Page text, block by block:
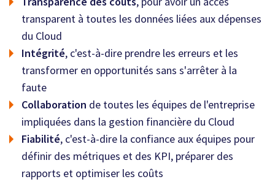
transparent à toutes les données liées aux dépenses
du Cloud
Intégrité, c'est-à-dire prendre les erreurs et les
transformer en opportunités sans s'arrêter à la
faute
Collaboration de toutes les équipes de l'entreprise
impliquées dans la gestion financière du Cloud
Fiabilité, c'est-à-dire la confiance aux équipes pour
définir des métriques et des KPI, préparer des
rapports et optimiser les coûts